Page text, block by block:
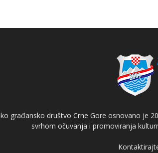
građansko društvo Crne Gore osnovano je
svrhom očuvanja i promoviranja